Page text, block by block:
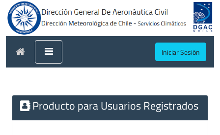
Iniciar Sesión
Producto para Usuarios Registrados